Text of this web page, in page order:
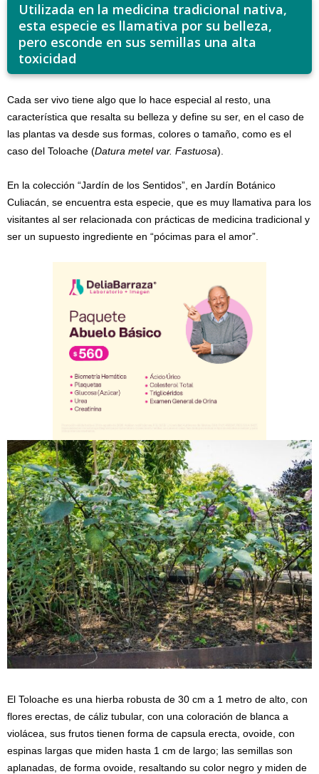
Utilizada en la medicina tradicional nativa,
esta especie es llamativa por su belleza,
pero esconde en sus semillas una alta
toxicidad
Cada ser vivo tiene algo que lo hace especial al resto, una
característica que resalta su belleza y define su ser, en el caso de
las plantas va desde sus formas, colores o tamaño, como es el
caso del Toloache (Datura metel var. Fastuosa).
En la colección “Jardín de los Sentidos”, en Jardín Botánico
Culiacán, se encuentra esta especie, que es muy llamativa para los
visitantes al ser relacionada con prácticas de medicina tradicional y
ser un supuesto ingrediente en “pócimas para el amor”.
El Toloache es una hierba robusta de 30 cm a 1 metro de alto, con
flores erectas, de cáliz tubular, con una coloración de blanca a
violácea, sus frutos tienen forma de capsula erecta, ovoide, con
espinas largas que miden hasta 1 cm de largo; las semillas son
aplanadas, de forma ovoide, resaltando su color negro y miden de